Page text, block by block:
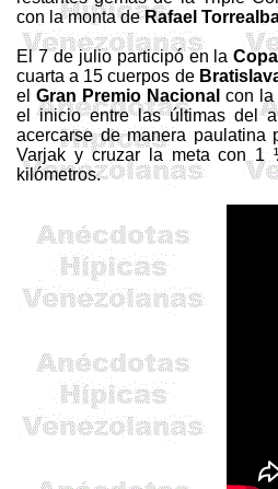
con la monta deRafael
El 7 de julio participó en la
cuarta a 15 cuerpos de
elGran Premio Nacional con la
el inicio entre las últimas del
acercarse de manera
Varjak y cruzar la meta con 1
kilómetros.